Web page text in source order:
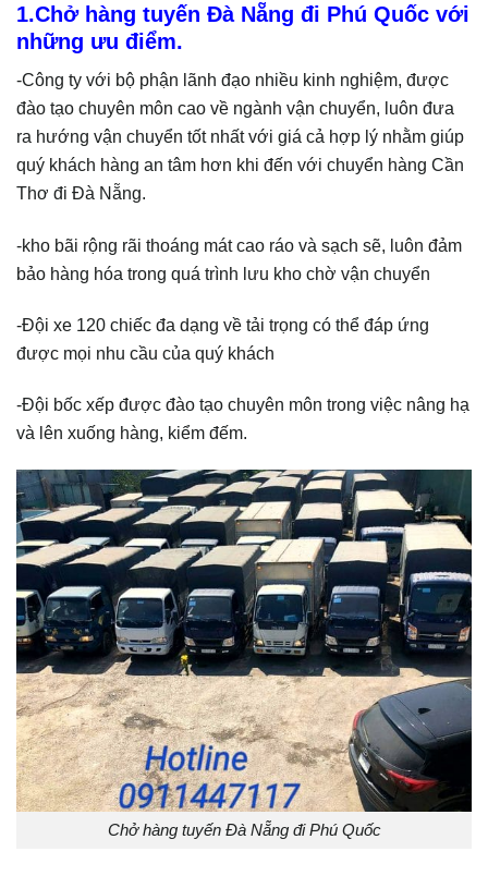
1.Chở hàng tuyến Đà Nẵng đi Phú Quốc với
những ưu điểm.
-Công ty với bộ phận lãnh đạo nhiều kinh nghiệm, được
đào tạo chuyên môn cao về ngành vận chuyển, luôn đưa
ra hướng vận chuyển tốt nhất với giá cả hợp lý nhằm giúp
quý khách hàng an tâm hơn khi đến với chuyển hàng Cần
Thơ đi Đà Nẵng.
-kho bãi rộng rãi thoáng mát cao ráo và sạch sẽ, luôn đảm
bảo hàng hóa trong quá trình lưu kho chờ vận chuyển
-Đội xe 120 chiếc đa dạng về tải trọng có thể đáp ứng
được mọi nhu cầu của quý khách
-Đội bốc xếp được đào tạo chuyên môn trong việc nâng hạ
và lên xuống hàng, kiểm đếm.
Chở hàng tuyến Đà Nẵng đi Phú Quốc